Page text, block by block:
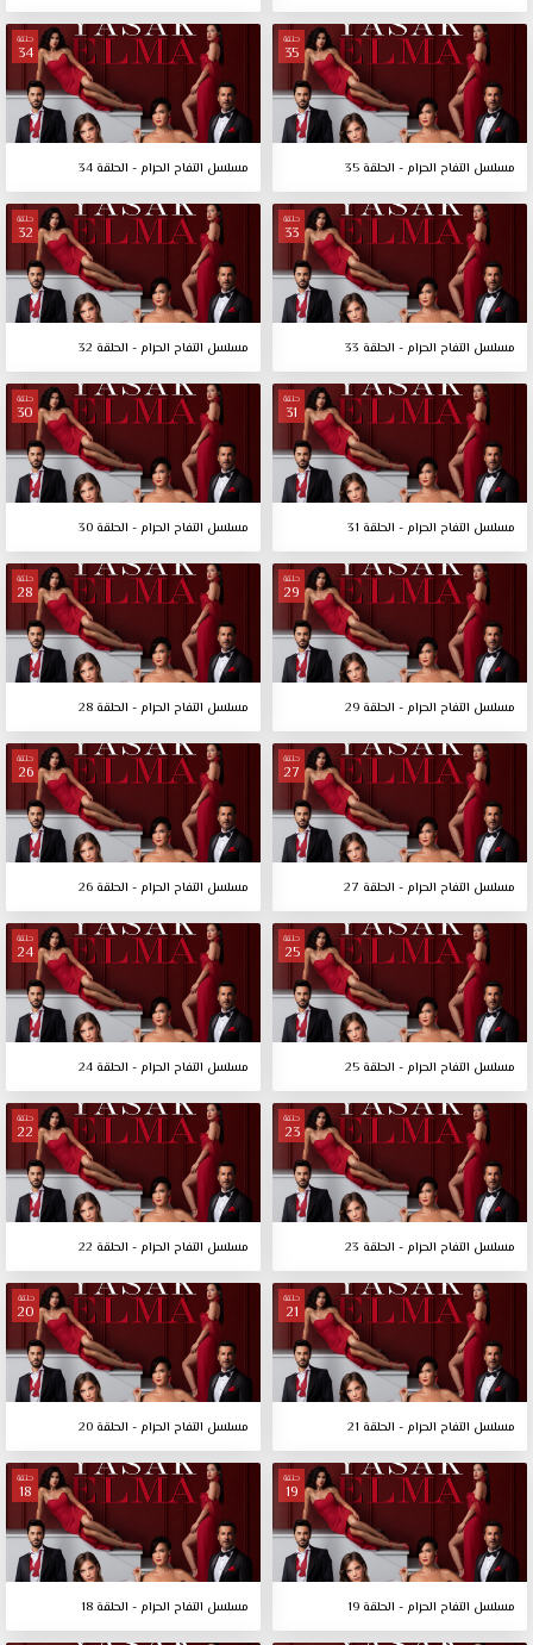
حلقة
35
مسلسل التفاح الحرام - الحلقة 35
حلقة
34
مسلسل التفاح الحرام - الحلقة 34
حلقة
33
مسلسل التفاح الحرام - الحلقة 33
حلقة
32
مسلسل التفاح الحرام - الحلقة 32
حلقة
31
مسلسل التفاح الحرام - الحلقة 31
حلقة
30
مسلسل التفاح الحرام - الحلقة 30
حلقة
29
مسلسل التفاح الحرام - الحلقة 29
حلقة
28
مسلسل التفاح الحرام - الحلقة 28
حلقة
27
مسلسل التفاح الحرام - الحلقة 27
حلقة
26
مسلسل التفاح الحرام - الحلقة 26
حلقة
25
مسلسل التفاح الحرام - الحلقة 25
حلقة
24
مسلسل التفاح الحرام - الحلقة 24
حلقة
23
مسلسل التفاح الحرام - الحلقة 23
حلقة
22
مسلسل التفاح الحرام - الحلقة 22
حلقة
21
مسلسل التفاح الحرام - الحلقة 21
حلقة
20
مسلسل التفاح الحرام - الحلقة 20
حلقة
19
مسلسل التفاح الحرام - الحلقة 19
حلقة
18
مسلسل التفاح الحرام - الحلقة 18